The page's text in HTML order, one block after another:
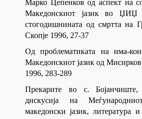
Марко Цепенков од аспект на
Македонскиот јазик во
стогодишнината од смртта на
Скопје 1996, 27-37
Од проблематиката на има-
Македонскиот јазик од
1996, 283-289
Прекарите во с.
дискусија на
македонски јазик, литература